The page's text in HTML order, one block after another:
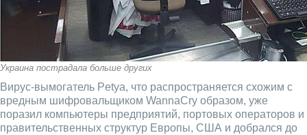
Украина пострадала больше других
Вирус-вымогатель Petya, что распространяется схожим с
вредным шифровальщиком WannaCry образом, уже
поразил компьютеры предприятий, портовых операторов и
правительственных структур Европы, США и добрался до